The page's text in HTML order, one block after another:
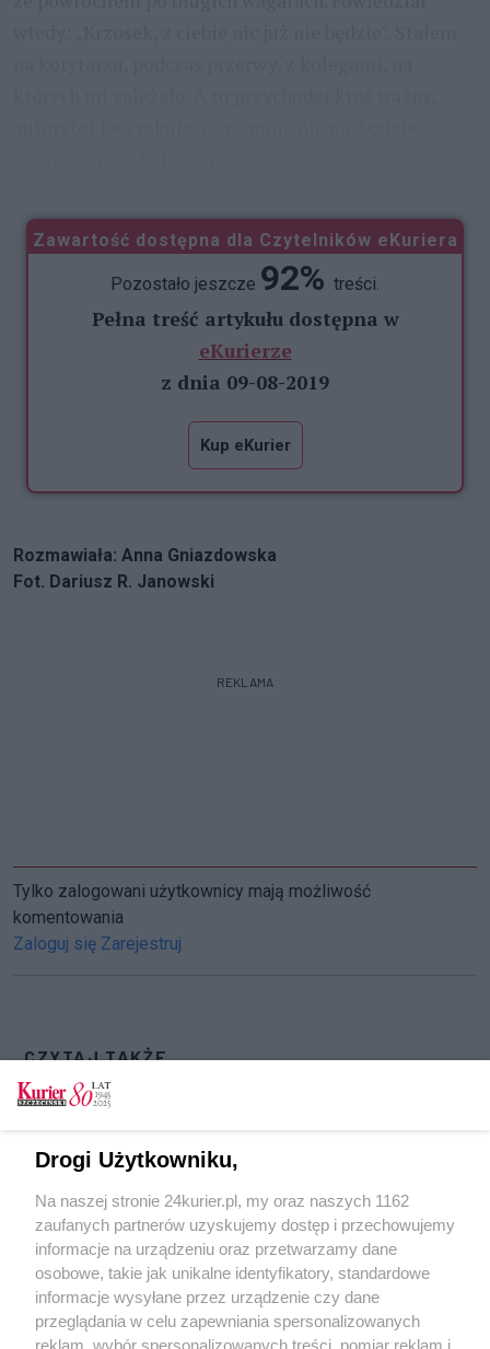
Zawartość dostępna dla Czytelników eKuriera
Pozostało jeszcze 92% treści.
Pełna treść artykułu dostępna w
eKurierze
z dnia 09-08-2019
Kup eKurier
Rozmawiała: Anna Gniazdowska
Fot. Dariusz R. Janowski
REKLAMA
Tylko zalogowani użytkownicy mają możliwość
komentowania
Zaloguj się Zarejestruj
CZYTAJ TAKŻE
Śniadanie wielkanocne dla potrzebujących
Pomogli przetrwać zimę
Skala bezdomności w Szczecinie
Kiedyś organizował strajki, dzisiaj żyje w lesie
POGODA
Drogi Użytkowniku,
Na naszej stronie 24kurier.pl, my oraz naszych 1162
zaufanych partnerów uzyskujemy dostęp i przechowujemy
informacje na urządzeniu oraz przetwarzamy dane
osobowe, takie jak unikalne identyfikatory, standardowe
informacje wysyłane przez urządzenie czy dane
przeglądania w celu zapewniania spersonalizowanych
reklam, wybór spersonalizowanych treści, pomiar reklam i